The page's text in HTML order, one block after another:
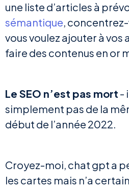
une liste d’articles à
sémantique,
vous voulez ajouter à vos
faire des contenus en or
Le SEO n’est pas mort -
simplement pas de la
début de l’année 2022.
Croyez-moi, chat gpt a
les cartes mais n’a